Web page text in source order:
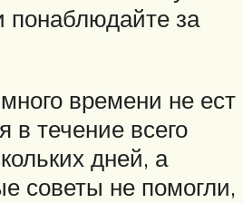
понаблюдайте за
времени не ест
в течение всего
дней, а
советы не помогли,